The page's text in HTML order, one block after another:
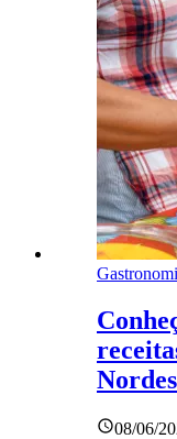
08/06/